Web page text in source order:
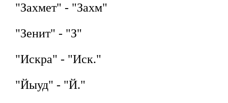
"Захмет" - "Захм"
"Зенит" - "З"
"Искра" - "Иск."
"Йыуд" - "Й."